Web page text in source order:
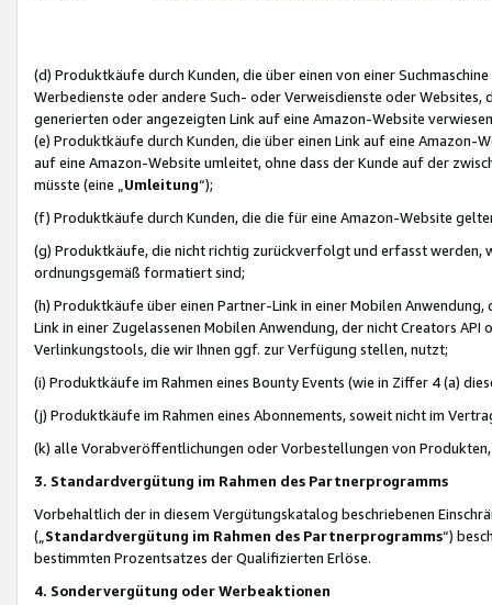
(d) Produktkäufe durch Kunden, die über einen von einer
Werbedienste oder andere Such- oder Verweisdienste oder Websites,
generierten oder angezeigten Link auf eine Amazon-Website
(e) Produktkäufe durch Kunden, die über einen Link auf eine
auf eine Amazon-Website umleitet, ohne dass der Kunde auf der
müsste (eine „ Umleitung“);
(f) Produktkäufe durch Kunden, die die für eine Amazon-Website
(g) Produktkäufe, die nicht richtig zurückverfolgt und erfasst werden,
ordnungsgemäß formatiert sind;
(h) Produktkäufe über einen Partner-Link in einer Mobilen
Link in einer Zugelassenen Mobilen Anwendung, der nicht Creators
Verlinkungstools, die wir Ihnen ggf. zur Verfügung stellen, nutzt;
(i) Produktkäufe im Rahmen eines Bounty Events (wie in Ziffer 4 (a)
(j) Produktkäufe im Rahmen eines Abonnements, soweit nicht im
(k) alle Vorabveröffentlichungen oder Vorbestellungen von
3. Standardvergütung im Rahmen des Partnerprogramms
Vorbehaltlich der in diesem Vergütungskatalog beschriebenen
(„ Standardvergütung im Rahmen des Partnerprogramms“)
bestimmten Prozentsatzes der Qualifizierten Erlöse.
4. Sondervergütung oder Werbeaktionen